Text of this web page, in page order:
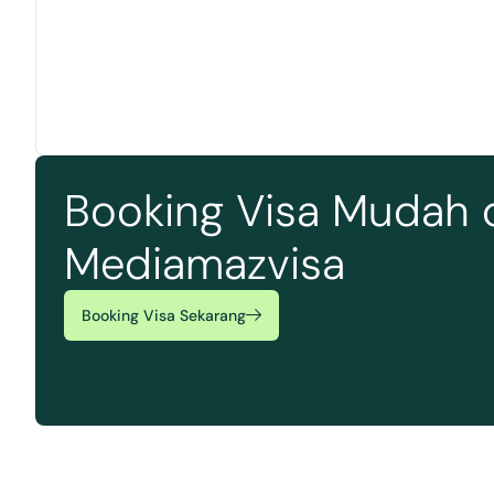
Booking Visa Mudah
Mediamazvisa
Booking Visa Sekarang